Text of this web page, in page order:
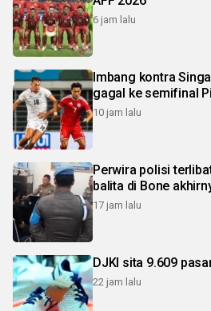
6 jam lalu
Imbang kontra
gagal ke semifinal
10 jam lalu
Perwira polisi
balita di Bone
17 jam lalu
DJKI sita 9.609
22 jam lalu